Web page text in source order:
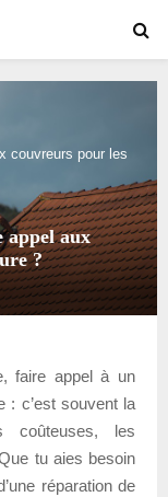
couvreurs pour les
appel aux
?
faire appel à un
: c’est souvent la
coûteuses, les
tu aies besoin
réparation de